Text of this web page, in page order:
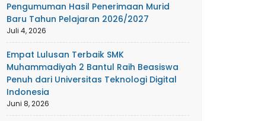
Pengumuman Hasil Penerimaan Murid
Baru Tahun Pelajaran 2026/2027
Juli 4, 2026
Empat Lulusan Terbaik SMK
Muhammadiyah 2 Bantul Raih Beasiswa
Penuh dari Universitas Teknologi Digital
Indonesia
Juni 8, 2026